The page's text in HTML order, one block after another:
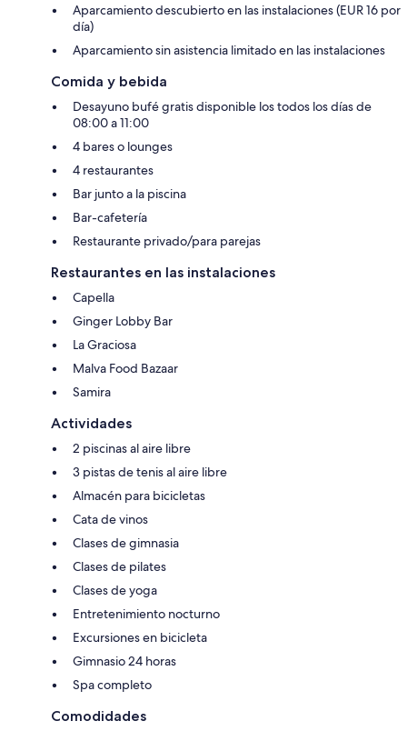
Aparcamiento descubierto en las instalaciones (EUR 16 por
día)
Aparcamiento sin asistencia limitado en las instalaciones
Comida y bebida
Desayuno bufé gratis disponible los todos los días de
08:00 a 11:00
4 bares o lounges
4 restaurantes
Bar junto a la piscina
Bar-cafetería
Restaurante privado/para parejas
Restaurantes en las instalaciones
Capella
Ginger Lobby Bar
La Graciosa
Malva Food Bazaar
Samira
Actividades
2 piscinas al aire libre
3 pistas de tenis al aire libre
Almacén para bicicletas
Cata de vinos
Clases de gimnasia
Clases de pilates
Clases de yoga
Entretenimiento nocturno
Excursiones en bicicleta
Gimnasio 24 horas
Spa completo
Comodidades